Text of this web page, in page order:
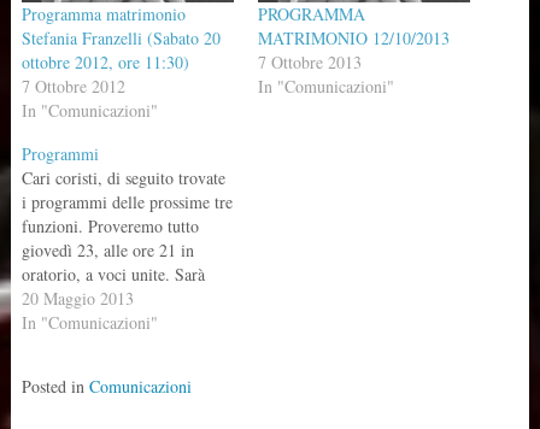
Programma matrimonio
Stefania Franzelli (Sabato 20
ottobre 2012, ore 11:30)
7 Ottobre 2012
In "Comunicazioni"
PROGRAMMA
MATRIMONIO 12/10/2013
7 Ottobre 2013
In "Comunicazioni"
Programmi
Cari coristi, di seguito trovate
i programmi delle prossime tre
funzioni. Proveremo tutto
giovedì 23, alle ore 21 in
oratorio, a voci unite. Sarà
l'unica prova poichè, la
prossima settimana, non sarà
MATRIMONIO SABATO
20 Maggio 2013
In "Comunicazioni"
Posted in Comunicazioni